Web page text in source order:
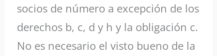
socios de número a excepción de los
derechos b, c, d y h y la obligación c.
No es necesario el visto bueno de la